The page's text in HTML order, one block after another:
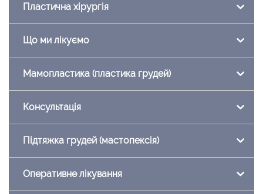
Пластична хірургія
Що ми лікуємо
Мамопластика (пластика грудей)
Консультація
Підтяжка грудей (мастопексія)
Оперативне лікування